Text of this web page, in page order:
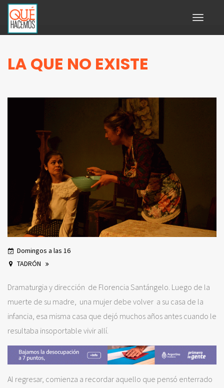
Toggle
LA QUE NO EXISTE
Domingos a las 16
TADRÓN
Dramaturgia y dirección de Florencia Santángelo. Luego de la
muerte de su madre, una mujer debe volver a su casa de la
infancia, esa misma casa que dejó muchos años antes cuando le
resultaba insoportable vivir allí.
Al regresar, comienza a recordar aquello que pensó enterrado